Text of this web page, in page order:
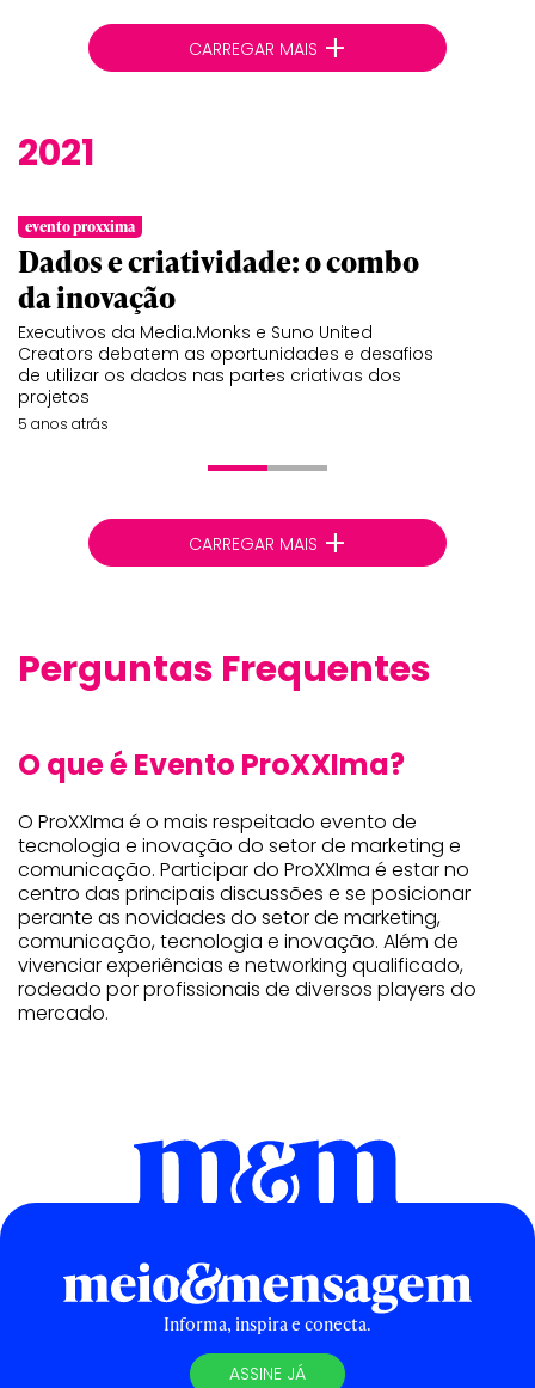
CARREGAR MAIS +
2021
evento proxxima
Dados e criatividade: o combo
da inovação
Executivos da Media.Monks e Suno United
Creators debatem as oportunidades e desafios
de utilizar os dados nas partes criativas dos
projetos
5 anos atrás
CARREGAR MAIS +
Perguntas Frequentes
O que é Evento ProXXIma?
O ProXXIma é o mais respeitado evento de
tecnologia e inovação do setor de marketing e
comunicação. Participar do ProXXIma é estar no
centro das principais discussões e se posicionar
perante as novidades do setor de marketing,
comunicação, tecnologia e inovação. Além de
vivenciar experiências e networking qualificado,
rodeado por profissionais de diversos players do
mercado.
Informa, inspira e conecta.
ASSINE JÁ